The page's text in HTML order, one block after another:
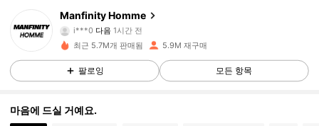
Manfinity Homme
i***0다음1시간 전
m***8가 탐색 중입니다
4.91
607K 팔로워
최근 5.7M개 판매됨 5.9M 재구매
팔로잉 모든 항목
마음에 드실 거예요.